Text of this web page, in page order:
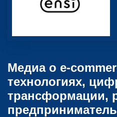
Медиа о e-
технологиях,
трансформации,